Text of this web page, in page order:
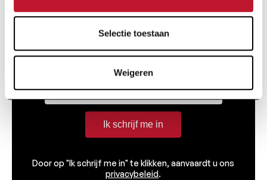
Selectie toestaan
Weigeren
Ontvang alle informatie met betrekking tot
onderzoek en nieuws van de Charcot Stichting
rechtstreeks in je inbox.
Ik schrijf me in
Door op "Ik schrijf me in" te klikken, aanvaardt u ons
privacybeleid.